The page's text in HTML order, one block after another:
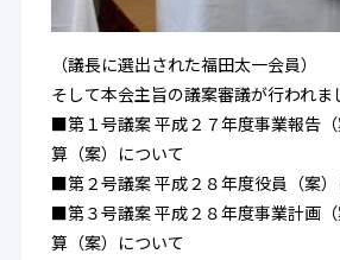
（議長に選出された福田太一会員）
そして本会主旨の議案審議が行われま
■第１号議案 平成２７年度事業報告
算（案）について
■第２号議案 平成２８年度役員（案）
■第３号議案 平成２８年度事業計画
算（案）について